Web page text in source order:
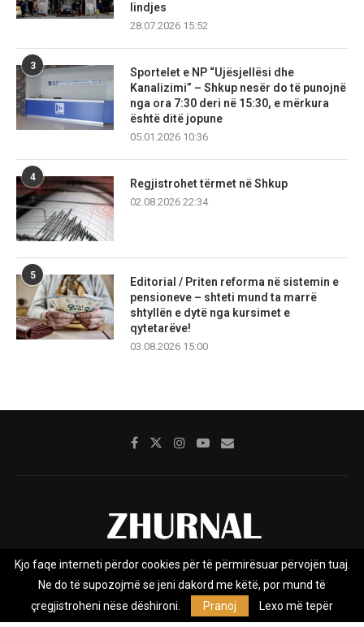
lindjes
28.07.2026 15:52
3
Sportelet e NP “Ujësjellësi dhe
Kanalizimi” – Shkup nesër do të punojnë
nga ora 7:30 deri në 15:30, e mërkura
është ditë jopune
05.01.2026 10:36
4
Regjistrohet tërmet në Shkup
02.08.2026 22:34
5
Editorial / Priten reforma në sistemin e
pensioneve – shteti mund ta marrë
shtyllën e dytë nga kursimet e
qytetarëve!
03.08.2026 15:00
Rreth nesh Impresumi Marketing
Privacy Policy
Zhurnal.mk është Agjenci e Lajmeve e pavarur, e themeluar në vitin
Kjo faqe interneti përdor cookies për të përmirësuar përvojën tuaj.
Ne do të supozojmë se jeni dakord me këtë, por mund të
çregjistroheni nëse dëshironi.
Pranoj Lexo më tepër